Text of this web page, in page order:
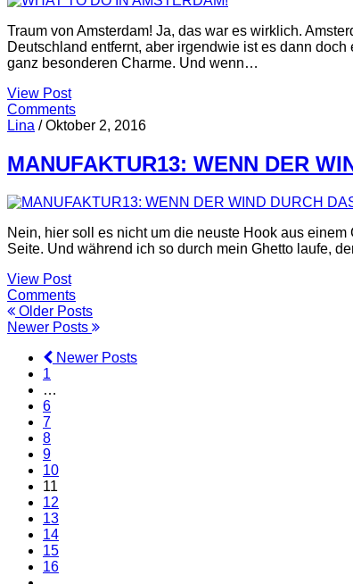
Traum von Amsterdam! Ja, das war es wirklich.
Deutschland entfernt, aber irgendwie ist es dann
ganz besonderen Charme. Und wenn…
View Post
Comments
Lina /Oktober 2, 2016
MANUFAKTUR13: WENN DER
Nein, hier soll es nicht um die neuste Hook aus
Seite. Und während ich so durch mein Ghetto laufe,
View Post
Comments
Older Posts
Newer Posts
Newer Posts
1
…
6
7
8
9
10
11
12
13
14
15
16